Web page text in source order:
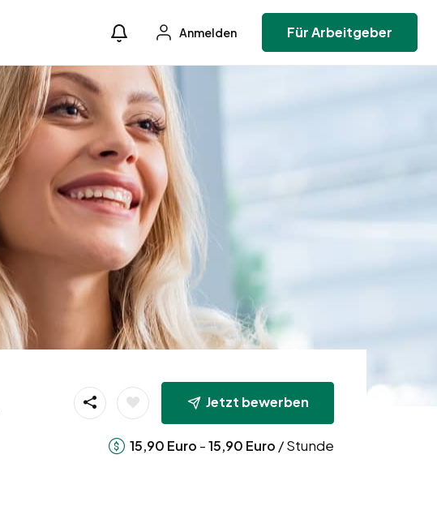
Anmelden Für Arbeitgeber
Jetzt bewerben
15,90 Euro -15,90 Euro / Stunde